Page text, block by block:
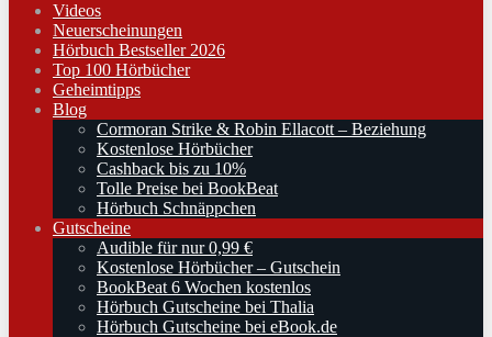
Videos
Neuerscheinungen
Hörbuch Bestseller 2026
Top 100 Hörbücher
Geheimtipps
Blog
Cormoran Strike & Robin Ellacott – Beziehung
Kostenlose Hörbücher
Cashback bis zu 10%
Tolle Preise bei BookBeat
Hörbuch Schnäppchen
Gutscheine
Audible für nur 0,99 €
Kostenlose Hörbücher – Gutschein
BookBeat 6 Wochen kostenlos
Hörbuch Gutscheine bei Thalia
Hörbuch Gutscheine bei eBook.de